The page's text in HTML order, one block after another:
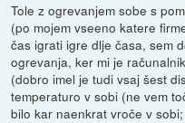
Tole z ogrevanjem sobe s
(po mojem vseeno katere
čas igrati igre dlje časa, sem
ogrevanja, ker mi je
(dobro imel je tudi vsaj šest
temperaturo v sobi (ne vem
bilo kar naenkrat vroče v